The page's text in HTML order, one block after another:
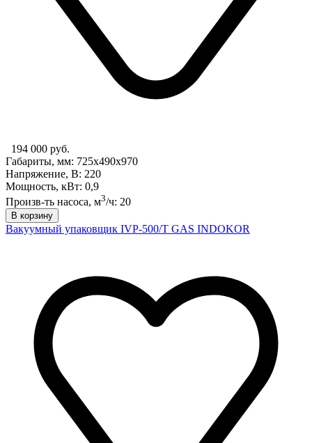
194 000 руб.
Габариты, мм: 725x490x970
Напряжение, В: 220
Мощность, кВт: 0,9
Произв-ть насоса, м3/ч: 20
В корзину
Вакуумный упаковщик IVP-500/T GAS INDOKOR